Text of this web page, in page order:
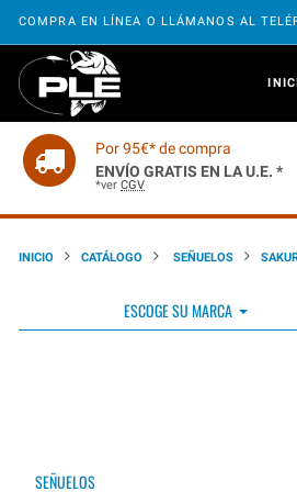
COMPRA EN LÍNEA O LLÁMANOS AL
Por 95€* de compra
ENVÍO GRATIS EN LA U.E. *
*ver CGV
INICIO CATÁLOGO SEÑUELOS
ESCOGE SU MARCA
SEÑUELOS